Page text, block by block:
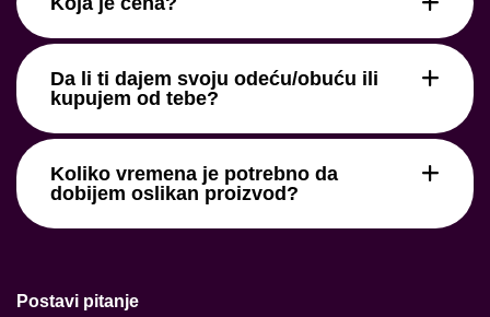
Da li ti dajem svoju odeću/obuću ili
kupujem od tebe?
Koliko vremena je potrebno da
dobijem oslikan proizvod?
Postavi pitanje